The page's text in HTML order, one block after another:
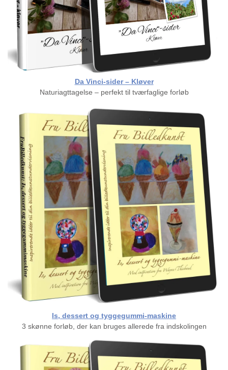
Da Vinci-sider – Kløver
Naturiagttagelse – perfekt til tværfaglige forløb
Is, dessert og tyggegummi-maskine
3 skønne forløb, der kan bruges allerede fra indskolingen